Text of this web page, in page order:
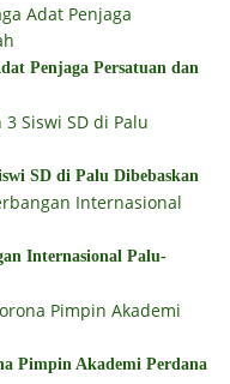
Penjaga Persatuan dan
SD di Palu Dibebaskan
Internasional Palu-
Pimpin Akademi Perdana